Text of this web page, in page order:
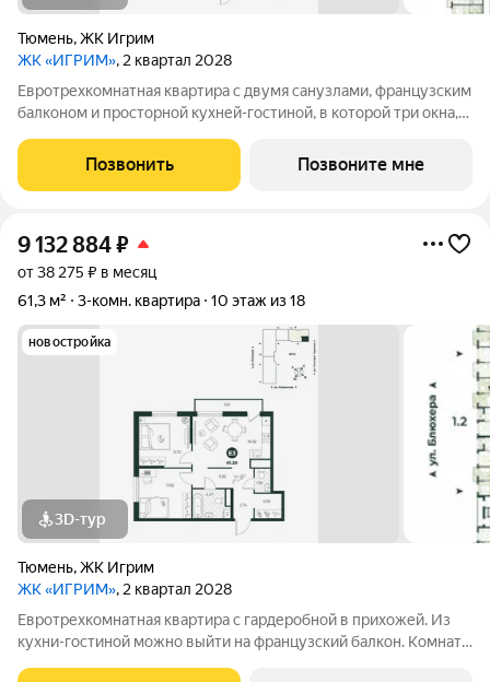
Тюмень,ЖК Игрим
ЖК «ИГРИМ», 2 квартал 2028
Евротрехкомнатная квартира с двумя санузлами, французским
балконом и просторной кухней-гостиной, в которой три окна,
Позвонить Позвоните мне
9 132 884₽
от 38 275 ₽ в месяц
61,3 м²
3-комн. квартира 10 этаж из 18
новостройка
3D-тур
Тюмень,ЖК Игрим
ЖК «ИГРИМ», 2 квартал 2028
Евротрехкомнатная квартира с гардеробной в прихожей. Из
кухни-гостиной можно выйти на французский балкон. Комнаты